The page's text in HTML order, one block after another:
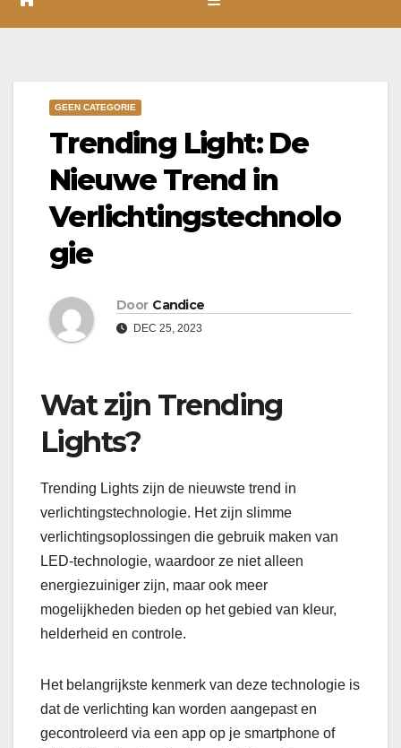
GEEN CATEGORIE
Trending Light: De
Nieuwe Trend in
Verlichtingstechnolo
gie
Door Candice
DEC 25, 2023
Wat zijn Trending
Lights?
Trending Lights zijn de nieuwste trend in
verlichtingstechnologie. Het zijn slimme
verlichtingsoplossingen die gebruik maken van
LED-technologie, waardoor ze niet alleen
energiezuiniger zijn, maar ook meer
mogelijkheden bieden op het gebied van kleur,
helderheid en controle.
Het belangrijkste kenmerk van deze technologie is
dat de verlichting kan worden aangepast en
gecontroleerd via een app op je smartphone of